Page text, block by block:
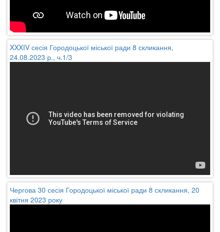
XXXIV сесія Городоцької міської ради 8 скликання,
24.08.2023 р., ч.1/3
Чергова 30 сесія Городоцької міської ради 8 скликання, 20
квітня 2023 року